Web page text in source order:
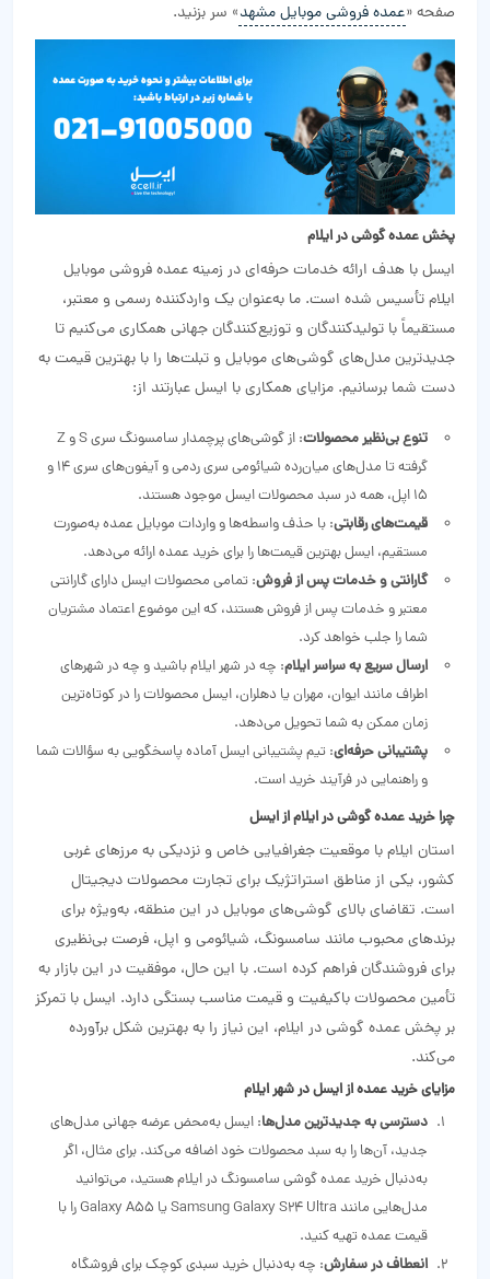
صفحه «عمده فروشی موبایل مشهد» سر بزنید.
پخش عمده گوشی در ایلام
ایسل با هدف ارائه خدمات حرفه‌ای در زمینه عمده فروشی موبایل
ایلام تأسیس شده است. ما به‌عنوان یک واردکننده رسمی و معتبر،
مستقیماً با تولیدکنندگان و توزیع‌کنندگان جهانی همکاری می‌کنیم تا
جدیدترین مدل‌های گوشی‌های موبایل و تبلت‌ها را با بهترین قیمت به
دست شما برسانیم. مزایای همکاری با ایسل عبارتند از:
تنوع بی‌نظیر محصولات
: از گوشی‌های پرچمدار سامسونگ سری S و Z
گرفته تا مدل‌های میان‌رده شیائومی سری ردمی و آیفون‌های سری 14 و
15 اپل، همه در سبد محصولات ایسل موجود هستند.
قیمت‌های رقابتی: با حذف واسطه‌ها و واردات موبایل عمده به‌صورت
مستقیم، ایسل بهترین قیمت‌ها را برای خرید عمده ارائه می‌دهد.
گارانتی و خدمات پس از فروش: تمامی محصولات ایسل دارای گارانتی
معتبر و خدمات پس از فروش هستند، که این موضوع اعتماد مشتریان
شما را جلب خواهد کرد.
ارسال سریع به سراسر ایلام: چه در شهر ایلام باشید و چه در شهرهای
اطراف مانند ایوان، مهران یا دهلران، ایسل محصولات را در کوتاه‌ترین
زمان ممکن به شما تحویل می‌دهد.
پشتیبانی حرفه‌ای: تیم پشتیبانی ایسل آماده پاسخگویی به سؤالات شما
و راهنمایی در فرآیند خرید است.
چرا خرید عمده گوشی در ایلام از ایسل
استان ایلام با موقعیت جغرافیایی خاص و نزدیکی به مرزهای غربی
کشور، یکی از مناطق استراتژیک برای تجارت محصولات دیجیتال
است. تقاضای بالای گوشی‌های موبایل در این منطقه، به‌ویژه برای
برندهای محبوب مانند سامسونگ، شیائومی و اپل، فرصت بی‌نظیری
برای فروشندگان فراهم کرده است. با این حال، موفقیت در این بازار به
تأمین محصولات باکیفیت و قیمت مناسب بستگی دارد. ایسل با تمرکز
بر پخش عمده گوشی در ایلام، این نیاز را به بهترین شکل برآورده
می‌کند.
مزایای خرید عمده از ایسل در شهر ایلام
دسترسی به جدیدترین مدل‌ها: ایسل به‌محض عرضه جهانی مدل‌های
جدید، آن‌ها را به سبد محصولات خود اضافه می‌کند. برای مثال، اگر
به‌دنبال خرید عمده گوشی سامسونگ در ایلام هستید، می‌توانید
مدل‌هایی مانند Samsung Galaxy S24 Ultra یا Galaxy A55 را با
قیمت عمده تهیه کنید.
انعطاف در سفارش: چه به‌دنبال خرید سبدی کوچک برای فروشگاه